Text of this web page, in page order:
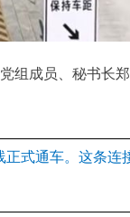
成员、秘书长
式通车。这条